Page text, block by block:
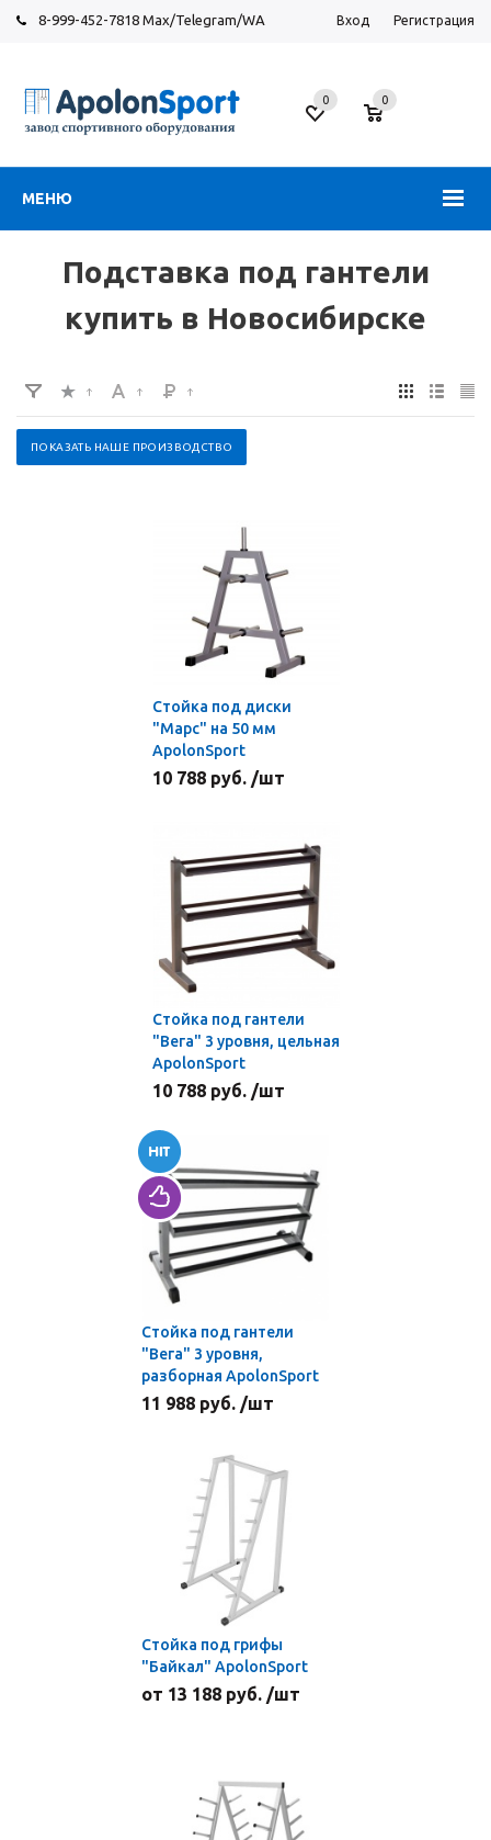
8-999-452-7818 Max/Telegram/WA Вход Регистрация
МЕНЮ
Новосибирск
ул.
0
0
Подставка под гантели
купить в Новосибирске
ПОКАЗАТЬ НАШЕ ПРОИЗВОДСТВО
Стойка под диски
"Марс" на 50 мм
ApolonSport
10 788 руб. /шт
Стойка под гантели
"Вега" 3 уровня, цельная
ApolonSport
10 788 руб. /шт
Стойка под гантели
"Вега" 3 уровня,
разборная ApolonSport
11 988 руб. /шт
Стойка под грифы
"Байкал" ApolonSport
от 13 188 руб. /шт